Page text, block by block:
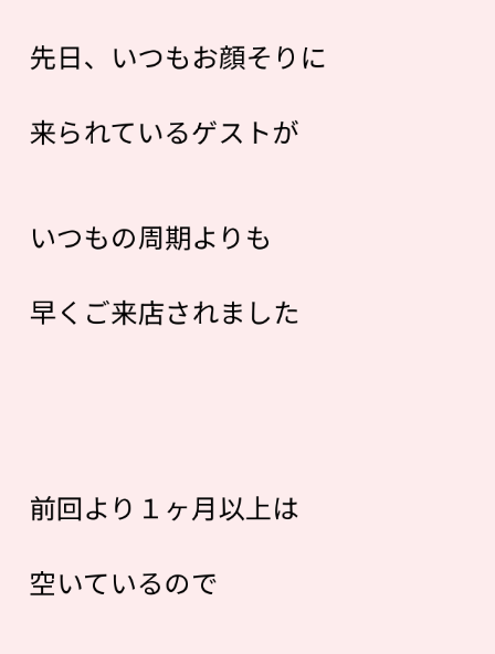
先日、いつもお顔そりに
来られているゲストが
いつもの周期よりも
早くご来店されました
前回より１ヶ月以上は
空いているので